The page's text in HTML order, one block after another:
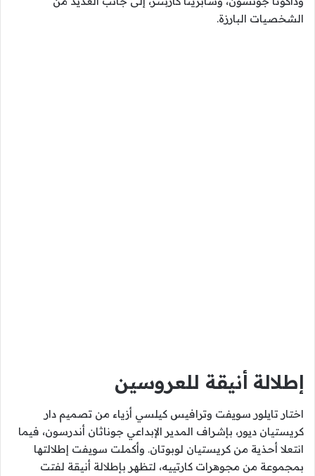
الشخصيات البارزة.
إطلالة أنيقة للعروسين
اختار تايلور سويفت وترافيس كيلسي أزياء من تصميم دار
كريستيان ديور، بإشراف المدير الإبداعي جوناثان أندرسون، فيما
انتعلا أحذية من كريستيان لوبوتان. وأكملت سويفت إطلالتها
بمجموعة من مجوهرات كارتييه، لتظهر بإطلالة أنيقة لفتت